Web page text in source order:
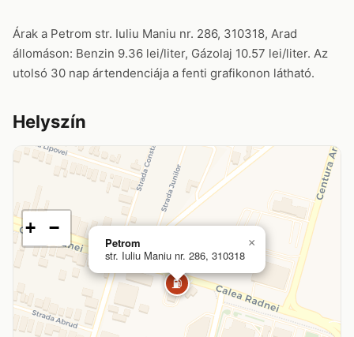
Árak a Petrom str. Iuliu Maniu nr. 286, 310318, Arad
állomáson: Benzin 9.36 lei/liter, Gázolaj 10.57 lei/liter. Az
utolsó 30 nap ártendenciája a fenti grafikonon látható.
Helyszín
⛽
Petrom
str. Iuliu Maniu nr. 286, 310318
×
+ −